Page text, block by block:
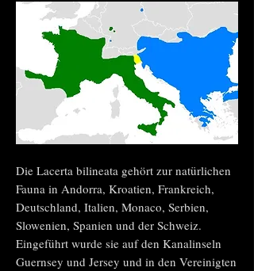
Die Lacerta bilineata gehört zur natürlichen
Fauna in Andorra, Kroatien, Frankreich,
Deutschland, Italien, Monaco, Serbien,
Slowenien, Spanien und der Schweiz.
Eingeführt wurde sie auf den Kanalinseln
Guernsey und Jersey und in den Vereinigten